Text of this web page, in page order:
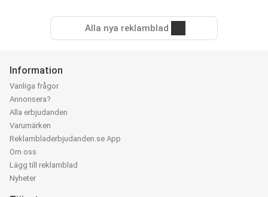
Alla nya reklamblad
Information
Vanliga frågor
Annonsera?
Alla erbjudanden
Varumärken
Reklambladerbjudanden.se App
Om oss
Lägg till reklamblad
Nyheter